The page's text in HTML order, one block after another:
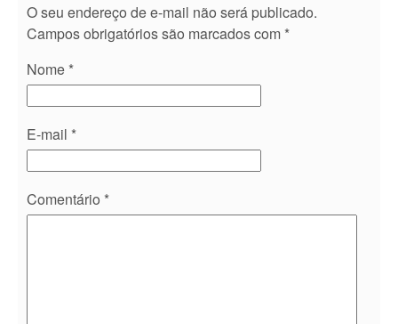
O seu endereço de e-mail não será publicado.
Campos obrigatórios são marcados com *
Nome *
E-mail *
Comentário *